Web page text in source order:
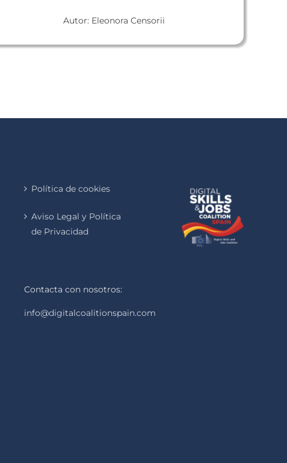
Autor: Eleonora Censorii
Política de cookies
Aviso Legal y Política
de Privacidad
Contacta con nosotros:
info@digitalcoalitionspain.com